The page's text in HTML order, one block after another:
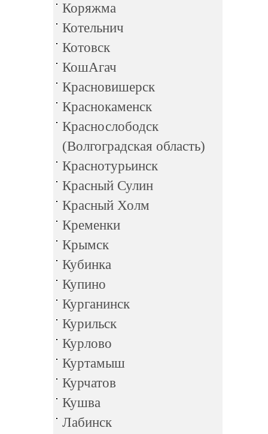
Коряжма
Котельнич
Котовск
КошАгач
Красновишерск
Краснокаменск
Краснослободск
(Волгоградская область)
Краснотурьинск
Красный Сулин
Красный Холм
Кременки
Крымск
Кубинка
Купино
Курганинск
Курильск
Курлово
Куртамыш
Курчатов
Кушва
Лабинск